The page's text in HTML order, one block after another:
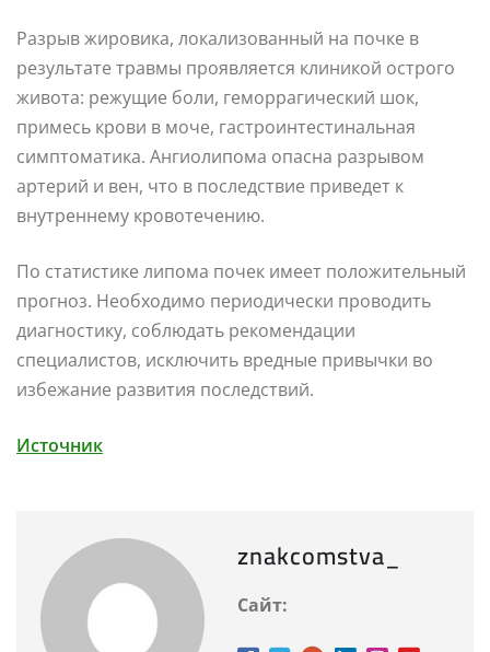
Разрыв жировика, локализованный на почке в
результате травмы проявляется клиникой острого
живота: режущие боли, геморрагический шок,
примесь крови в моче, гастроинтестинальная
симптоматика. Ангиолипома опасна разрывом
артерий и вен, что в последствие приведет к
внутреннему кровотечению.
По статистике липома почек имеет положительный
прогноз. Необходимо периодически проводить
диагностику, соблюдать рекомендации
специалистов, исключить вредные привычки во
избежание развития последствий.
Источник
znakcomstva_
Сайт: